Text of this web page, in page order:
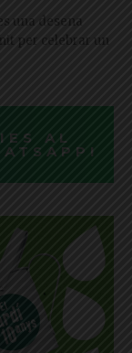
una desena
per celebrar un
AL